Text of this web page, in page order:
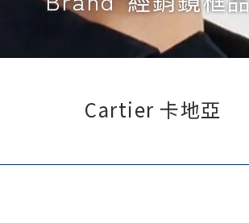
Cartier 卡地亞